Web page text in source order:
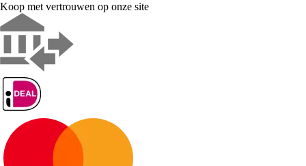
Koop met vertrouwen op onze site